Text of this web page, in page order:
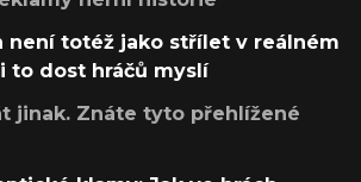
není totéž jako střílet v reálném
to dost hráčů myslí
jinak. Znáte tyto přehlížené